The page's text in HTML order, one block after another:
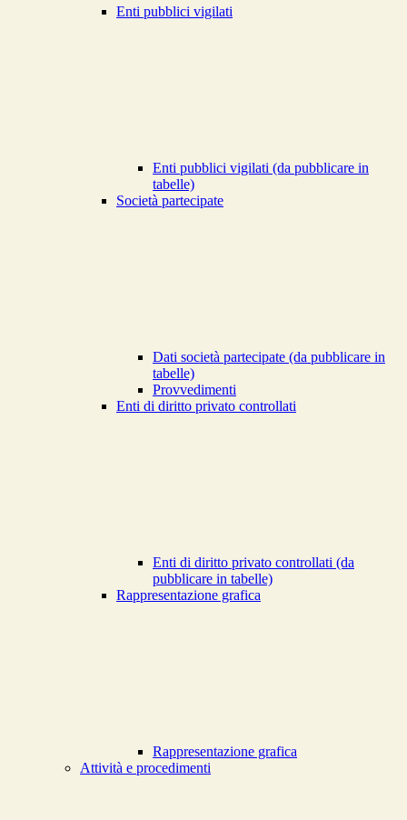
Enti pubblici vigilati
Enti pubblici vigilati (da pubblicare in
tabelle)
Società partecipate
Dati società partecipate (da pubblicare in
tabelle)
Provvedimenti
Enti di diritto privato controllati
Enti di diritto privato controllati (da
pubblicare in tabelle)
Rappresentazione grafica
Rappresentazione grafica
Attività e procedimenti